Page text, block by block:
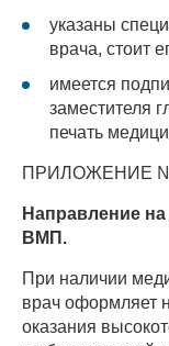
указаны
врача, стоит
имеется
заместителя
печать
ПРИЛОЖЕНИЕ
Направление
ВМП.
При наличии
врач оформляет
оказания